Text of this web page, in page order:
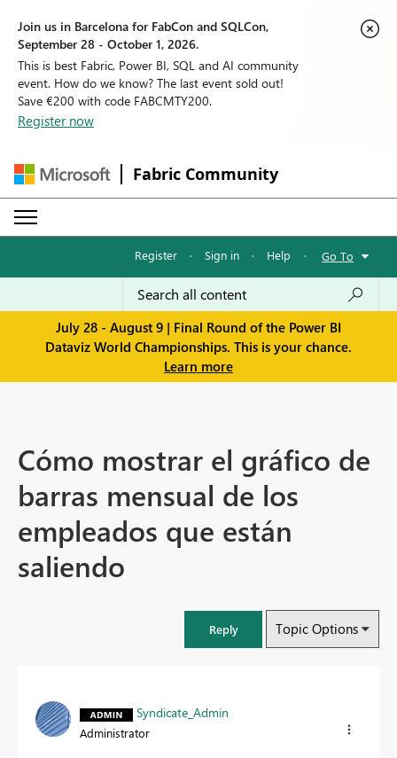
Join us in Barcelona for FabCon and SQLCon,
September 28 - October 1, 2026.
This is best Fabric, Power BI, SQL and AI community
event. How do we know? The last event sold out!
Save €200 with code FABCMTY200.
Register now
Fabric Community
Register · Sign in · Help · Go To
July 28 - August 9 | Final Round of the Power BI
Dataviz World Championships. This is your chance.
Learn more
Cómo mostrar el gráfico de
barras mensual de los
empleados que están
saliendo
Reply Topic Options
Syndicate_Admin
Administrator